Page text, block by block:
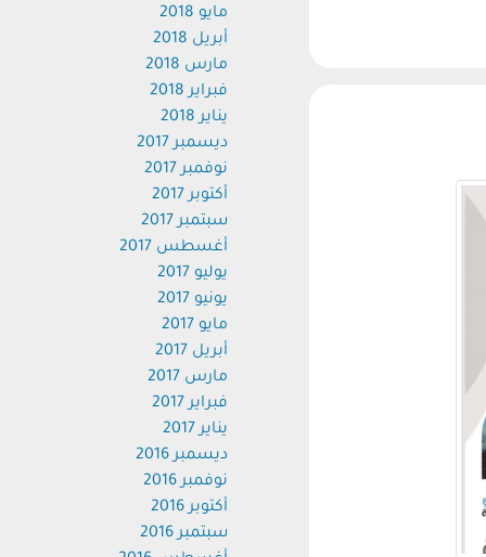
مايو 2018
أبريل 2018
مارس 2018
فبراير 2018
يناير 2018
ديسمبر 2017
نوفمبر 2017
أكتوبر 2017
سبتمبر 2017
أغسطس 2017
يوليو 2017
يونيو 2017
مايو 2017
أبريل 2017
مارس 2017
فبراير 2017
يناير 2017
ديسمبر 2016
نوفمبر 2016
أكتوبر 2016
سبتمبر 2016